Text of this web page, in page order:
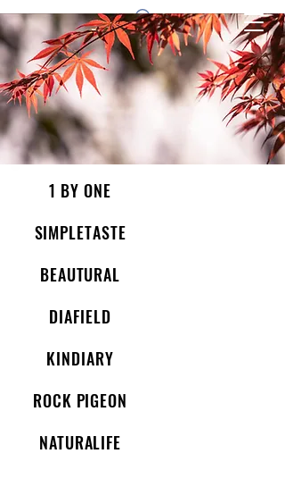
1 by one bros
1 BY ONE
SIMPLETASTE
BEAUTURAL
DIAFIELD
KINDIARY
ROCK PIGEON
NATURALIFE